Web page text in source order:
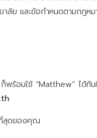
ลัย และข้อกำหนดตามกฎหม
ร้อมใช้ “Matthew” ได้ทัน
ที่สุดของคุณ